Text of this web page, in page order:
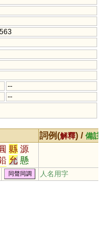
--
--
詞例(解釋) / 備註
縣 源
允 懸
媛 芫
鳶 洹
同聲同調 人名用字